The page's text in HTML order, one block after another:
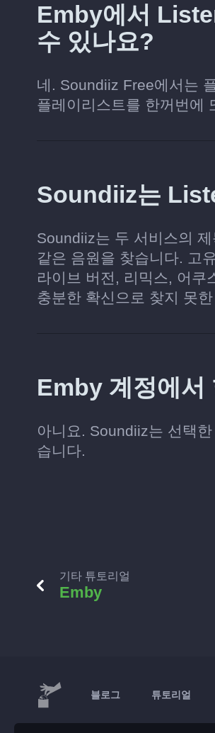
Emby에서
수 있나요?
네. Soundiiz Free에서는
플레이리스트를 한꺼번에
Soundiiz는
Soundiiz는 두 서비스의
같은 음원을 찾습니다. 고
라이브 버전, 리믹스, 어쿠
충분한 확신으로 찾지 못
Emby 계정에서
아니요. Soundiiz는 선택
습니다.
기타 튜토리얼
Emby
블로그 튜토리얼